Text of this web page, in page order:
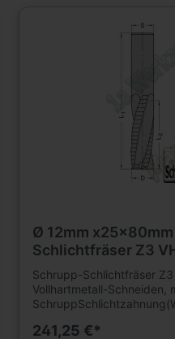
Ø 12mm
Schlichtfräser Z3
Beschichtet
Schrupp-Schlichtfräser
Vollhartmetall-Schneiden,
mechanischen Vorschub.
241,25 €*